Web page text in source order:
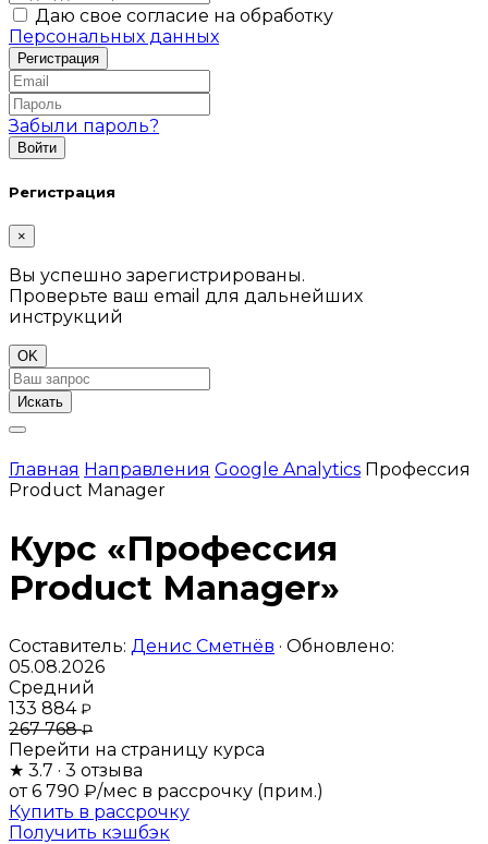
Даю свое согласие на обработку
Персональных данных
Забыли пароль?
Регистрация
×
Вы успешно зарегистрированы.
Проверьте ваш email для дальнейших
инструкций
OK
Искать
Главная Направления Google Analytics Профессия
Product Manager
Курс «Профессия
Product Manager»
Составитель: Денис Сметнёв · Обновлено:
05.08.2026
Средний
133 884₽
267 768₽
Перейти на страницу курса
★ 3.7 · 3 отзыва
от 6 790 ₽/мес в рассрочку (прим.)
Купить в рассрочку
Получить кэшбэк